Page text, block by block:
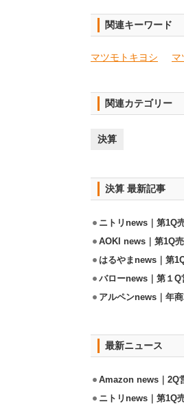
関連キーワード
マツモトキヨシ マ
関連カテゴリー
決算
決算 最新記事
ニトリnews｜第1Q
AOKI news｜第1Q
はるやまnews｜第
バローnews｜第１Q
アルペンnews｜年
最新ニュース
Amazon news｜2Q
ニトリnews｜第1Q